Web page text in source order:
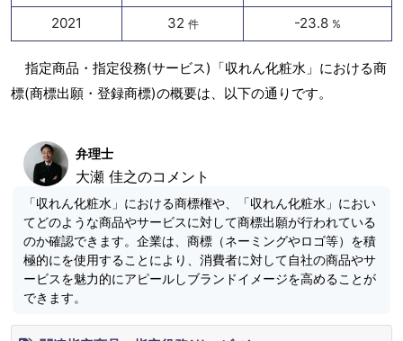
2021 32 件 -23.8 %
指定商品・指定役務(サービス)「収れん化粧水」における商
標(商標出願・登録商標)の概要は、以下の通りです。
弁理士
大瀬 佳之のコメント
「収れん化粧水」における商標権や、「収れん化粧水」におい
てどのような商品やサービスに対して商標出願が行われている
のか確認できます。企業は、商標（ネーミングやロゴ等）を積
極的にを使用することにより、消費者に対して自社の商品やサ
ービスを魅力的にアピールしブランドイメージを高めることが
できます。